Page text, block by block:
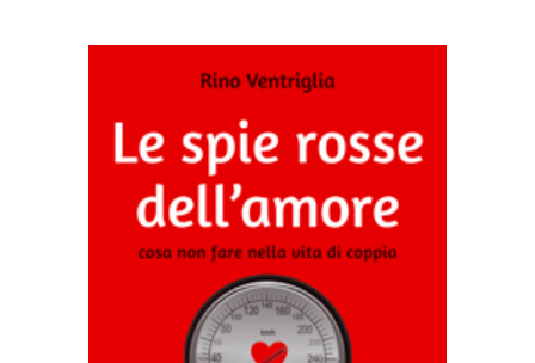
AGGIUNGI AL CARRELLO